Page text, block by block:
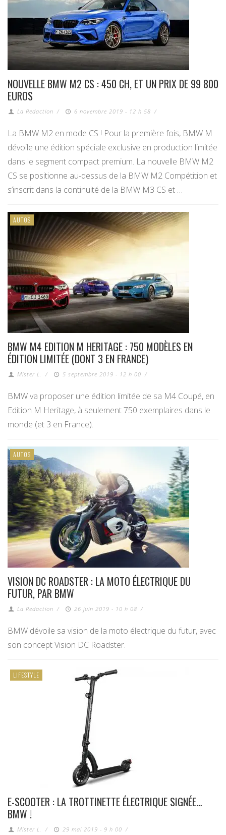
NOUVELLE BMW M2 CS : 450 CH, ET UN PRIX DE 99 800
EUROS
La Redaction / 6 novembre 2019 - 12 h 58 /
La BMW M2 en mode CS ! Pour la première fois, BMW M
dévoile une édition spéciale exclusive en production limitée
dans le segment compact premium. La nouvelle BMW M2
CS se positionne au-dessus de la BMW M2 Compétition et
s’inscrit dans la continuité de la BMW M3 CS et …
AUTOS
BMW M4 EDITION M HERITAGE : 750 MODÈLES EN
ÉDITION LIMITÉE (DONT 3 EN FRANCE)
Mister L. / 5 septembre 2019 - 12 h 00 /
BMW va proposer une édition limitée de sa M4 Coupé, en
Edition M Heritage, à seulement 750 exemplaires dans le
monde (et 3 en France).
AUTOS
VISION DC ROADSTER : LA MOTO ÉLECTRIQUE DU
FUTUR, PAR BMW
La Redaction / 26 juin 2019 - 10 h 08 /
BMW dévoile sa vision de la moto électrique du futur, avec
son concept Vision DC Roadster.
LIFESTYLE
E-SCOOTER : LA TROTTINETTE ÉLECTRIQUE SIGNÉE…
BMW !
Mister L. / 29 mai 2019 - 9 h 00 /